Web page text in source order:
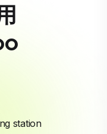
station